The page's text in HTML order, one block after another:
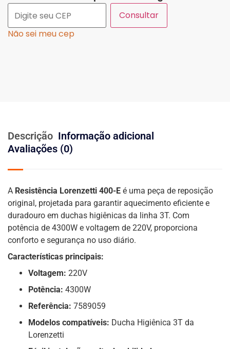
Consultar
Não sei meu cep
Descrição Informação adicional
Avaliações (0)
A Resistência Lorenzetti 400-E é uma peça de reposição
original, projetada para garantir aquecimento eficiente e
duradouro em duchas higiênicas da linha 3T. Com
potência de 4300W e voltagem de 220V, proporciona
conforto e segurança no uso diário.
Características principais:
Voltagem: 220V
Potência: 4300W
Referência: 7589059
Modelos compatíveis: Ducha Higiênica 3T da
Lorenzetti